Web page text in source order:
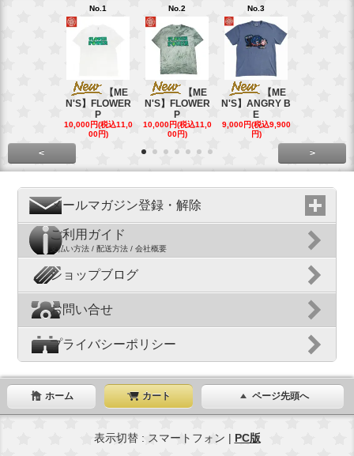
No.1
【ME
N'S】FLOWER
P
10,000円(税込11,0
00円)
No.2
【ME
N'S】FLOWER
P
10,000円(税込11,0
00円)
No.3
【ME
N'S】ANGRY B
E
9,000円(税込9,900
円)
< >
メールマガジン登録・解除
ご利用ガイド
支払い方法 / 配送方法 / 会社概要
ショップブログ
お問い合せ
プライバシーポリシー
ホーム カート ページ先頭へ
表示切替 : スマートフォン | PC版